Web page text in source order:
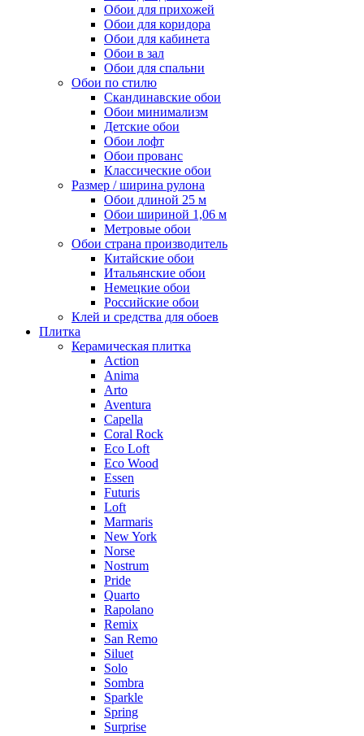
Обои для прихожей
Обои для коридора
Обои для кабинета
Обои в зал
Обои для спальни
Обои по стилю
Скандинавские обои
Обои минимализм
Детские обои
Обои лофт
Обои прованс
Классические обои
Размер / ширина рулона
Обои длиной 25 м
Обои шириной 1,06 м
Метровые обои
Обои страна производитель
Китайские обои
Итальянские обои
Немецкие обои
Российские обои
Клей и средства для обоев
Плитка
Керамическая плитка
Action
Anima
Arto
Aventura
Capella
Coral Rock
Eco Loft
Eco Wood
Essen
Futuris
Loft
Marmaris
New York
Norse
Nostrum
Pride
Quarto
Rapolano
Remix
San Remo
Siluet
Solo
Sombra
Sparkle
Spring
Surprise